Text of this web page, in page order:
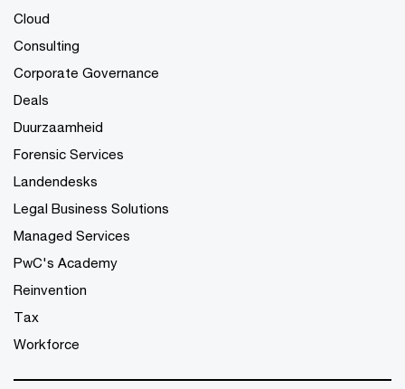
Cloud
Consulting
Corporate Governance
Deals
Duurzaamheid
Forensic Services
Landendesks
Legal Business Solutions
Managed Services
PwC's Academy
Reinvention
Tax
Workforce